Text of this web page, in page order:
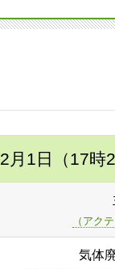
2月1日（17時
（アク
気体